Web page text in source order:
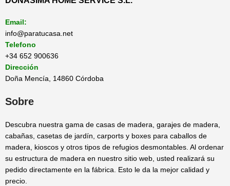
Email:
info@paratucasa.net
Telefono
+34 652 900636
Dirección
Doña Mencía, 14860 Córdoba
Sobre
Descubra nuestra gama de casas de madera, garajes de madera,
cabañas, casetas de jardín, carports y boxes para caballos de
madera, kioscos y otros tipos de refugios desmontables. Al ordenar
su estructura de madera en nuestro sitio web, usted realizará su
pedido directamente en la fábrica. Esto le da la mejor calidad y
precio.